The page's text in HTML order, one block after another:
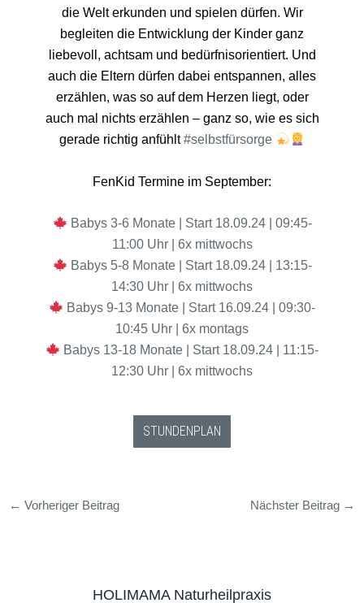
die Welt erkunden und spielen dürfen. Wir
begleiten die Entwicklung der Kinder ganz
liebevoll, achtsam und bedürfnisorientiert. Und
auch die Eltern dürfen dabei entspannen, alles
erzählen, was so auf dem Herzen liegt, oder
auch mal nichts erzählen – ganz so, wie es sich
gerade richtig anfühlt#selbstfürsorge
FenKid Termine im September:
Babys 3-6 Monate | Start 18.09.24 | 09:45-
11:00 Uhr | 6x mittwochs
Babys 5-8 Monate | Start 18.09.24 | 13:15-
14:30 Uhr | 6x mittwochs
Babys 9-13 Monate | Start 16.09.24 | 09:30-
10:45 Uhr | 6x montags
Babys 13-18 Monate | Start 18.09.24 | 11:15-
12:30 Uhr | 6x mittwochs
STUNDENPLAN
← Vorheriger Beitrag Nächster Beitrag →
HOLIMAMA Naturheilpraxis